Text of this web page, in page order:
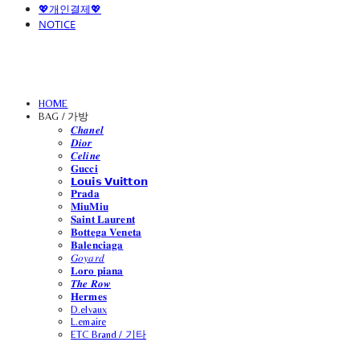
💖개인결제💖
NOTICE
HOME
BAG / 가방
𝑪𝒉𝒂𝒏𝒆𝒍
𝑫𝒊𝒐𝒓
𝑪𝒆𝒍𝒊𝒏𝒆
𝐆𝐮𝐜𝐜𝐢
𝗟𝗼𝘂𝗶𝘀 𝗩𝘂𝗶𝘁𝘁𝗼𝗻
𝐏𝐫𝐚𝐝𝐚
𝐌𝐢𝐮𝐌𝐢𝐮
𝐒𝐚𝐢𝐧𝐭 𝐋𝐚𝐮𝐫𝐞𝐧𝐭
𝐁𝐨𝐭𝐭𝐞𝐠𝐚 𝐕𝐞𝐧𝐞𝐭𝐚
𝐁𝐚𝐥𝐞𝐧𝐜𝐢𝐚𝐠𝐚
𝐺𝑜𝑦𝑎𝑟𝑑
𝐋𝐨𝐫𝐨 𝐩𝐢𝐚𝐧𝐚
𝑻𝒉𝒆 𝑹𝒐𝒘
𝐇𝐞𝐫𝐦𝐞𝐬
D.elvaux
L.emaire
ETC Brand / 기타